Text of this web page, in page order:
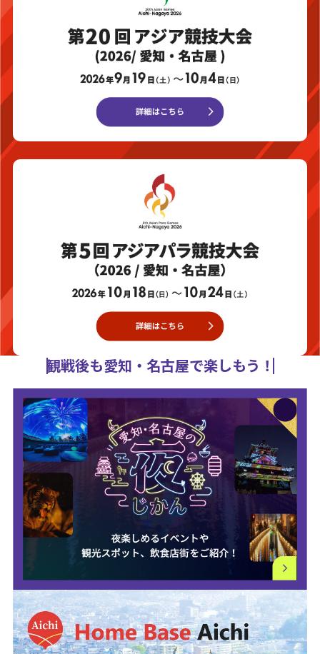
観戦後も愛知・名古屋で楽しもう！